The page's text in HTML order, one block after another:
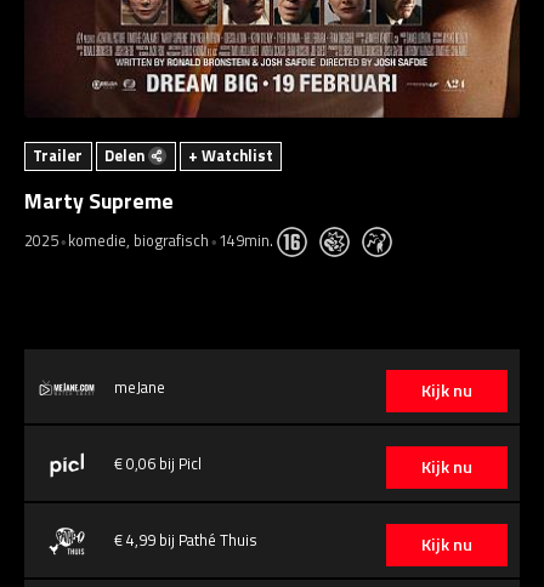
Trailer Delen + Watchlist
Marty Supreme
2025 komedie, biografisch 149min.
Kijk nu
meJane
Kijk nu
€ 0,06 bij Picl
Kijk nu
€ 4,99 bij Pathé Thuis